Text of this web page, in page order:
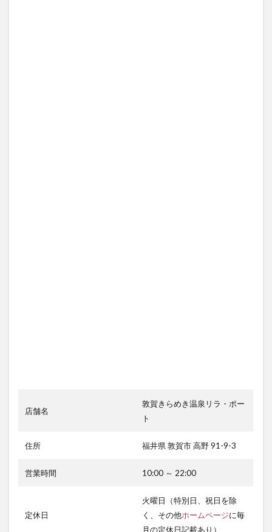
店舗名
敦賀きらめき温泉リラ・ポー
ト
住所 福井県 敦賀市 高野 91-9-3
営業時間 10:00 ～ 22:00
定休日
火曜日（特別日、祝日を除
く、その他ホームページに毎
月の定休日記載あり）